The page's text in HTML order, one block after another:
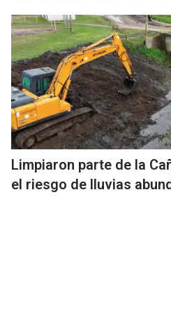
Limpiaron parte de la
el riesgo de lluvias